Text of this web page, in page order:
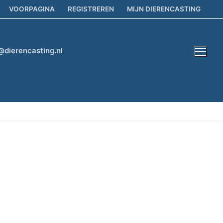
VOORPAGINA REGISTREREN MIJN DIERENCASTING